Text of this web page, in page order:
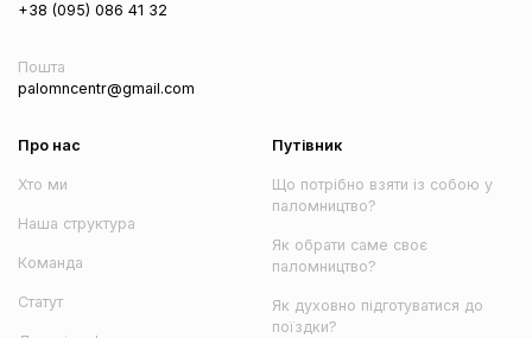
+38 (095) 086 41 32
Пошта
palomncentr@gmail.com
Про нас
Хто ми
Наша структура
Команда
Статут
Путівник
Що потрібно взяти із собою у
паломництво?
Як обрати саме своє
паломництво?
Як духовно підготуватися до
поїздки?